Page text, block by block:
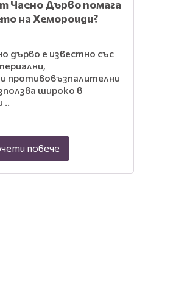
Чаено Дърво помага
на Хемороиди?
дърво е известно със
противовъзпалителни
широко в
повече